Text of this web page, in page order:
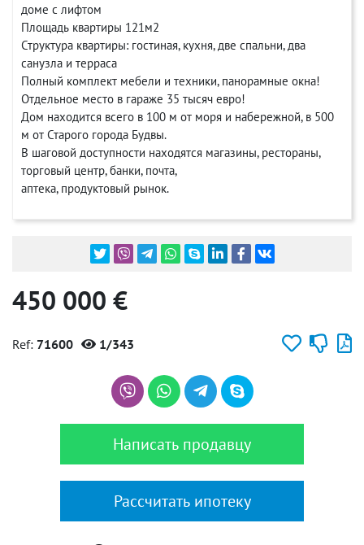
доме с лифтом
Площадь квартиры 121м2
Структура квартиры: гостиная, кухня, две спальни, два
санузла и терраса
Полный комплект мебели и техники, панорамные окна!
Отдельное место в гараже 35 тысяч евро!
Дом находится всего в 100 м от моря и набережной, в 500
м от Старого города Будвы.
В шаговой доступности находятся магазины, рестораны,
торговый центр, банки, почта,
аптека, продуктовый рынок.
450 000 €
Ref: 71600 1/343
Написать продавцу
Рассчитать ипотеку